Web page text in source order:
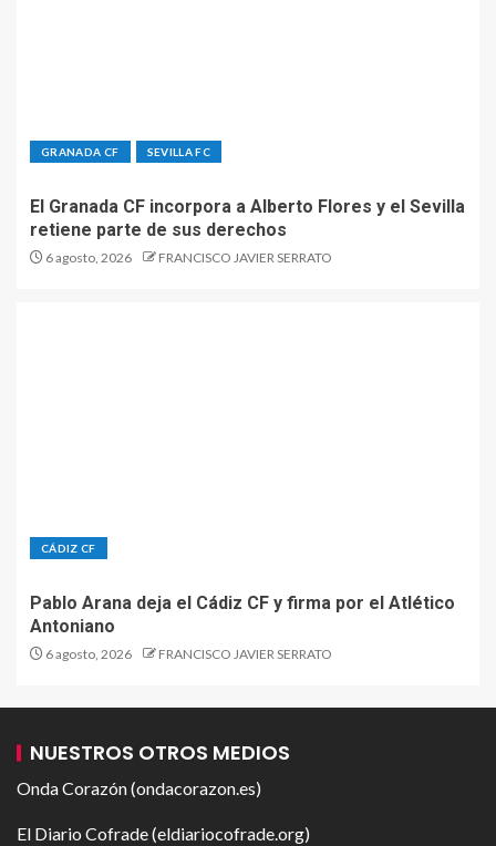
GRANADA CF SEVILLA FC
El Granada CF incorpora a Alberto Flores y el Sevilla
retiene parte de sus derechos
6 agosto, 2026 FRANCISCO JAVIER SERRATO
CÁDIZ CF
Pablo Arana deja el Cádiz CF y firma por el Atlético
Antoniano
6 agosto, 2026 FRANCISCO JAVIER SERRATO
NUESTROS OTROS MEDIOS
Onda Corazón (ondacorazon.es)
El Diario Cofrade (eldiariocofrade.org)